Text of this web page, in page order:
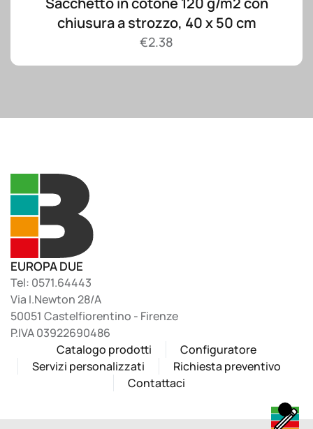
chiusura a strozzo, 40 x 50 cm
€2.38
EUROPA DUE
Tel: 0571.64443
Via I.Newton 28/A
50051 Castelfiorentino - Firenze
P.IVA 03922690486
Catalogo prodotti
Configuratore
Servizi personalizzati
Richiesta preventivo
Contattaci